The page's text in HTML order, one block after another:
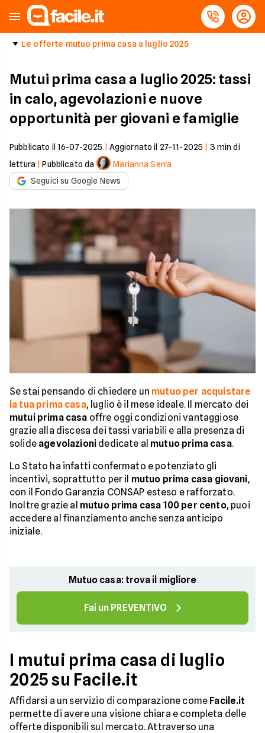
Le offerte mutuo prima casa a luglio 2025
Mutui prima casa a luglio 2025: tassi
in calo, agevolazioni e nuove
opportunità per giovani e famiglie
Pubblicato il 16-07-2025 Aggiornato il 27-11-2025 3 min di
lettura |Pubblicato da
Marianna Serra
Seguici su Google News
Se stai pensando di chiedere un mutuo per acquistare
la tua prima casa, luglio è il mese ideale. Il mercato dei
mutui prima casa offre oggi condizioni vantaggiose
grazie alla discesa dei tassi variabili e alla presenza di
solide agevolazioni dedicate al mutuo prima casa.
Lo Stato ha infatti confermato e potenziato gli
incentivi, soprattutto per il mutuo prima casa giovani,
con il Fondo Garanzia CONSAP esteso e rafforzato.
Inoltre grazie al mutuo prima casa 100 per cento, puoi
accedere al finanziamento anche senza anticipo
iniziale.
Mutuo casa: trova il migliore
Fai un PREVENTIVO
I mutui prima casa di luglio
2025 su Facile.it
Affidarsi a un servizio di comparazione come Facile.it
permette di avere una visione chiara e completa delle
offerte disponibili sul mercato. Attraverso una